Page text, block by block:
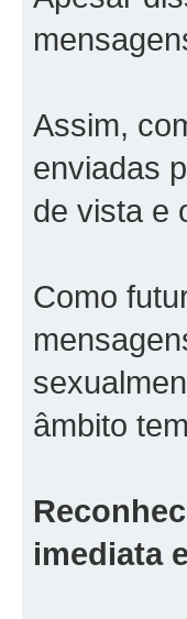
Assim,
enviadas
de vista e
Como
âmbito
imediata